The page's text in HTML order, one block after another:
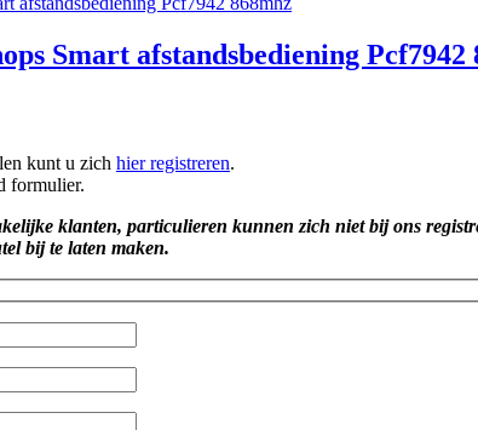
Smart afstandsbediening Pcf7942
kunt u zich hier registreren.
formulier.
klanten, particulieren kunnen zich niet bij ons
bij te laten maken.